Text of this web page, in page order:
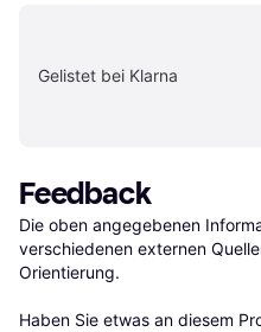
Gelistet bei Klarna
Feedback
Die oben angegebenen
verschiedenen externen
Orientierung.
Haben Sie etwas an diesem